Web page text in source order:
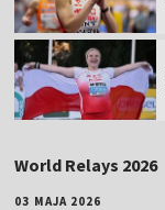
World Relays 2026
03 MAJA 2026